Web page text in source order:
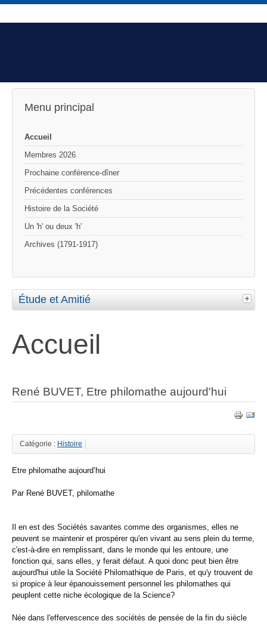
Menu principal
Accueil
Membres 2026
Prochaine conférence-dîner
Précédentes conférences
Histoire de la Société
Un 'h' ou deux 'h'
Archives (1791-1917)
Étude et Amitié
Accueil
René BUVET, Etre philomathe aujourd'hui
Catégorie : Histoire
Etre philomathe aujourd’hui
Par René BUVET, philomathe
Il en est des Sociétés savantes comme des organismes, elles ne
peuvent se maintenir et prospérer qu'en vivant au sens plein du terme,
c'est-à-dire en remplissant, dans le monde qui les entoure, une
fonction qui, sans elles, y ferait défaut. A quoi donc peut bien être
aujourd'hui utile la Société Philomathique de Paris, et qu'y trouvent de
si propice à leur épanouissement personnel les philomathes qui
peuplent cette niche écologique de la Science?
Née dans l'effervescence des sociétés de pensée de la fin du siècle